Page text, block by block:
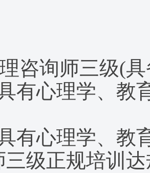
咨询师三级(具
心理学、教育
心理学、教育
三级正规培训